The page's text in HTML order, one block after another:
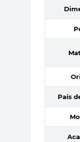
País